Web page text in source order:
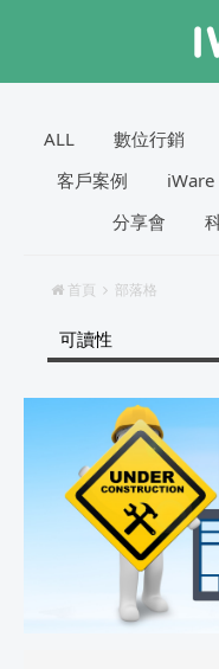
ALL 數位行銷
客戶案例
iWare
分享會
首頁 部落格